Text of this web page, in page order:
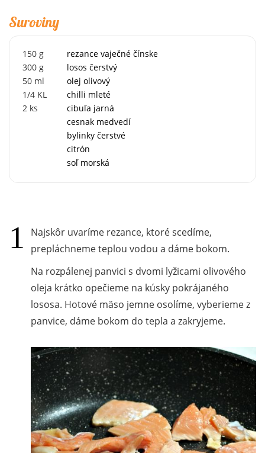
Suroviny
150 g
rezance vaječné čínske
300 g
losos čerstvý
50 ml
olej olivový
1/4 KL
chilli mleté
2 ks
cibuľa jarná
cesnak medvedí
bylinky čerstvé
citrón
soľ morská
Najskôr uvaríme rezance, ktoré scedíme,
prepláchneme teplou vodou a dáme bokom.
Na rozpálenej panvici s dvomi lyžicami olivového
oleja krátko opečieme na kúsky pokrájaného
lososa. Hotové mäso jemne osolíme, vyberieme z
panvice, dáme bokom do tepla a zakryjeme.